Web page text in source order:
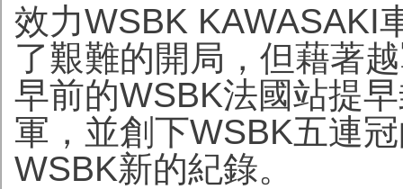
效力WSBK KAWASAKI
了艱難的開局，但藉著
早前的WSBK法國站提
軍，並創下WSBK五連
WSBK新的紀錄。